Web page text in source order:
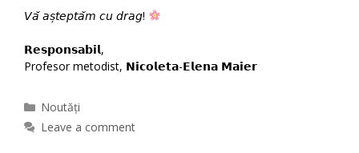
𝘝𝘢̆ 𝘢𝘴̦𝘵𝘦𝘱𝘵𝘢̆𝘮 𝘤𝘶 𝘥𝘳𝘢𝘨!
𝗥𝗲𝘀𝗽𝗼𝗻𝘀𝗮𝗯𝗶𝗹,
Profesor metodist, 𝗡𝗶𝗰𝗼𝗹𝗲𝘁𝗮-𝗘𝗹𝗲𝗻𝗮 𝗠𝗮𝗶𝗲𝗿
Categories
Noutăți
Leave a comment